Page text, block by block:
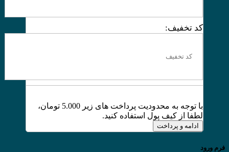
کد تخفیف:
با توجه به محدودیت پرداخت های زیر 5.000 تومان،
لطفا از کیف پول استفاده کنید.
ادامه و پرداخت
فرم ورود